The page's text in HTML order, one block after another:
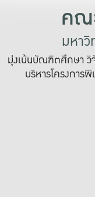
คณ
มหา
มุ่งเน้นบัณฑิตศึกษา วิ
บริหารโครงการ